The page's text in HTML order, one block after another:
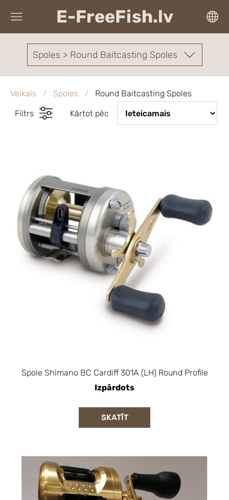
E-FreeFish.lv
Spoles > Round Baitcasting Spoles
Veikals Spoles Round Baitcasting Spoles
Filtrs Kārtot pēc
Spole Shimano BC Cardiff 301A (LH) Round Profile
Izpārdots
SKATĪT